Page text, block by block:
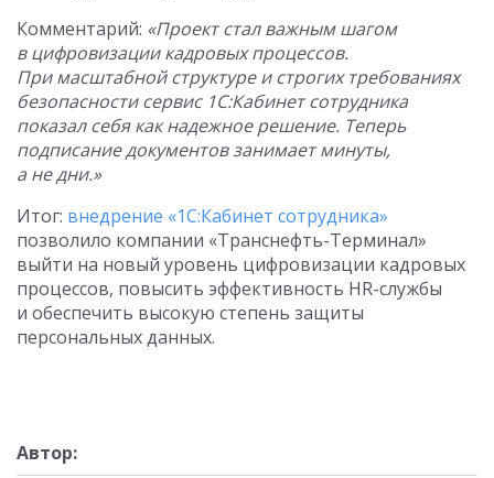
Комментарий: «Проект стал важным шагом
в цифровизации кадровых процессов.
При масштабной структуре и строгих требованиях
безопасности сервис 1С:Кабинет сотрудника
показал себя как надежное решение. Теперь
подписание документов занимает минуты,
а не дни.»
Итог: внедрение «1С:Кабинет сотрудника»
позволило компании «Транснефть-Терминал»
выйти на новый уровень цифровизации кадровых
процессов, повысить эффективность HR-службы
и обеспечить высокую степень защиты
персональных данных.
Автор: